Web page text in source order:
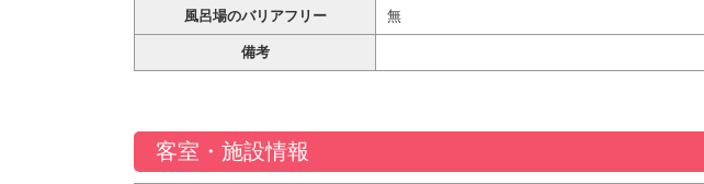
風呂場のバリアフリー 無
備考
客室・施設情報